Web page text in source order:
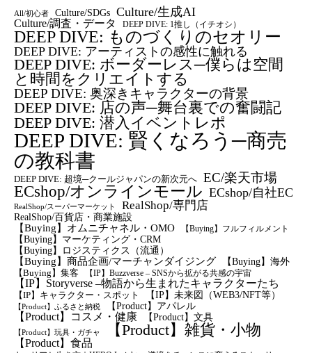
All/初心者 Culture/SDGs Culture/生成AI
Culture/調査・データ DEEP DIVE: 1推し（イチオシ）
DEEP DIVE: ものづくりのセオリー
DEEP DIVE: アーティストの感性に触れる
DEEP DIVE: ボーダーレス─僕らは空間
と時間をクリエイトする
DEEP DIVE: 奥深きキャラクターの背景
DEEP DIVE: 店の声─舞台裏での奮闘記
DEEP DIVE: 潜入イベントレポ
DEEP DIVE: 賢くなろう─商売
の教科書
DEEP DIVE: 超境─クールジャパンの新次元へ EC/楽天市場
ECshop/オンラインモール ECshop/自社EC
RealShop/スーパーマーケット RealShop/専門店
RealShop/百貨店・商業施設
【Buying】オムニチャネル・OMO
【Buying】フルフィルメント
【Buying】マーケティング・CRM
【buying】ロジスティクス（流通）
【Buying】商品企画/マーチャンダイジング 【Buying】海外
【Buying】集客 【IP】Buzzverse – SNSから拡がる共感の宇宙
【IP】Storyverse –物語から生まれたキャラクターたち
【IP】キャラクター・スポット 【IP】未来図（WEB3/NFT等）
【Product】ふるさと納税 【Product】アパレル
【Product】コスメ・健康 【Product】文具
【Product】玩具・ガチャ 【Product】雑貨・小物
【Product】食品